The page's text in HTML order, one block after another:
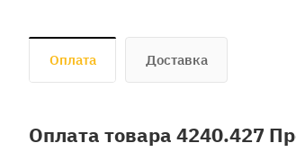
Оплата Доставка
Оплата товара 4240.427